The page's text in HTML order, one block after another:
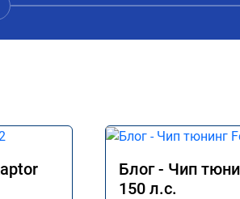
Блог - Чип
150 л.с.